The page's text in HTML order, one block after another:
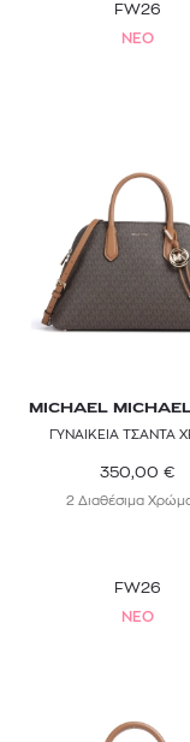
FW26
NEO
MICHAEL
ΓΥΝΑΙΚΕΙΑ ΤΣΑΝΤΑ
350,00 €
2 Διαθέσιμα
FW26
NEO